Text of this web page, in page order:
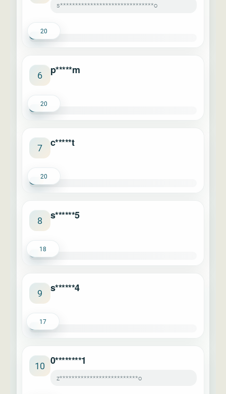
s*******************************o
20
6 p*****m
20
7 c*****t
20
8 s******5
18
9 s******4
17
10 0********1
z**************************o